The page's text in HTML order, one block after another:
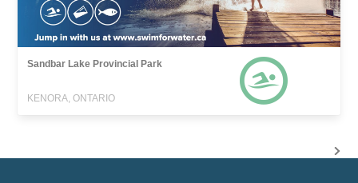
Sandbar Lake Provincial Park
KENORA, ONTARIO